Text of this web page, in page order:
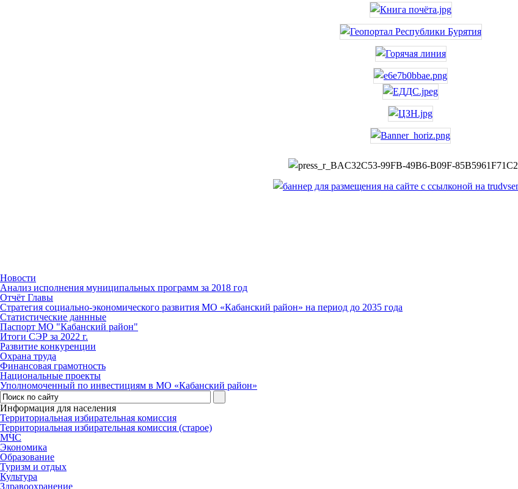
Новости
Анализ исполнения муниципальных программ за 2018 год
Отчёт Главы
Стратегия социально-экономического развития МО «Кабанский район» на период до 2035 года
Статистические даннные
Паспорт МО "Кабанский район"
Итоги СЭР за 2022 г.
Развитие конкуренции
Охрана труда
Финансовая грамотность
Национальные проекты
Уполномоченный по инвестициям в МО «Кабанский район»
Информация для населения
Территориальная избирательная комиссия
Территориальная избирательная комиссия (старое)
МЧС
Экономика
Образование
Туризм и отдых
Культура
Здравоохранение